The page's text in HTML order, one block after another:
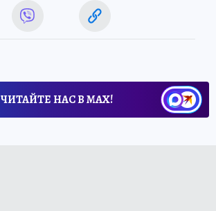
ЧИТАЙТЕ НАС В МАХ!